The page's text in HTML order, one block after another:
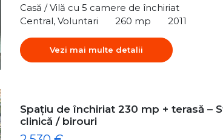
Casă / Vilă cu 5 camere de închiriat
Central, Voluntari
260 mp 2011
Vezi mai multe detalii
Spațiu de închiriat 230 mp + terasă –
clinică / birouri